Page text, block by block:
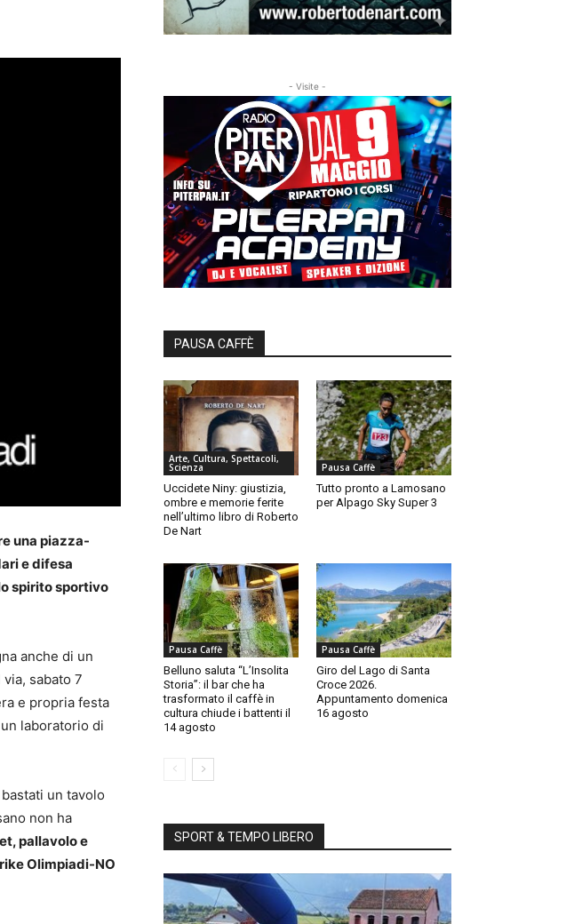
una piazza-
e difesa
spirito sportivo
anche di un
sabato 7
e propria festa
laboratorio di
un tavolo
non ha
pallavolo e
Olimpiadi-NO
- Visite -
PAUSA CAFFÈ
Arte, Cultura, Spettacoli,
Scienza
Uccidete Niny: giustizia,
ombre e memorie ferite
nell’ultimo libro di Roberto
De Nart
Pausa Caffè
Tutto pronto a Lamosano
per Alpago Sky Super 3
Pausa Caffè
Belluno saluta “L’Insolita
Storia”: il bar che ha
trasformato il caffè in
cultura chiude i battenti il
14 agosto
Pausa Caffè
Giro del Lago di Santa
Croce 2026.
Appuntamento domenica
16 agosto
SPORT & TEMPO LIBERO